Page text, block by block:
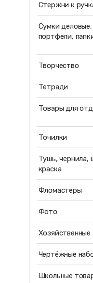
Стержни к
Сумки
портфели,
Творчество
Тетради
Товары для
Точилки
Тушь, чернила,
краска
Фломастеры
Фото
Хозяйственные
Чертёжные
Школьные